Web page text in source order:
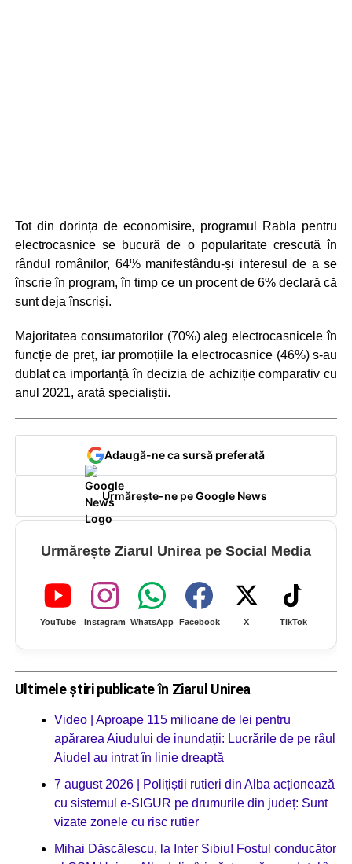
Tot din dorința de economisire, programul Rabla pentru
electrocasnice se bucură de o popularitate crescută în
rândul românilor, 64% manifestându-și interesul de a se
înscrie în program, în timp ce un procent de 6% declară că
sunt deja înscriși.
Majoritatea consumatorilor (70%) aleg electrocasnicele în
funcție de preț, iar promoțiile la electrocasnice (46%) s-au
dublat ca importanță în decizia de achiziție comparativ cu
anul 2021, arată specialiștii.
Adaugă-ne ca sursă preferată
Urmărește-ne pe Google News
Urmărește Ziarul Unirea pe Social Media
YouTube Instagram WhatsApp Facebook X TikTok
Ultimele știri publicate în Ziarul Unirea
Video | Aproape 115 milioane de lei pentru
apărarea Aiudului de inundații: Lucrările de pe râul
Aiudel au intrat în linie dreaptă
7 august 2026 | Polițiștii rutieri din Alba acționează
cu sistemul e-SIGUR pe drumurile din județ: Sunt
vizate zonele cu risc rutier
Mihai Dăscălescu, la Inter Sibiu! Fostul conducător